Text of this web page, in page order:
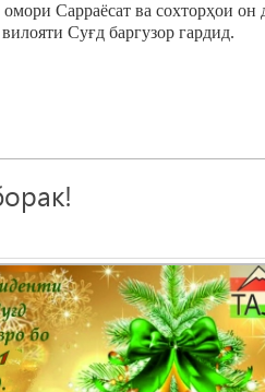
Сарраёсат ва сохторҳои он
Суғд баргузор гардид.